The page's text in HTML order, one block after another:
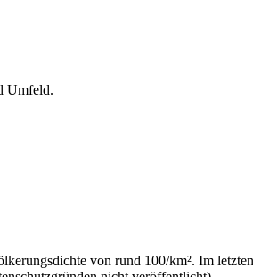
Umfeld.
von rund 100/km². Im